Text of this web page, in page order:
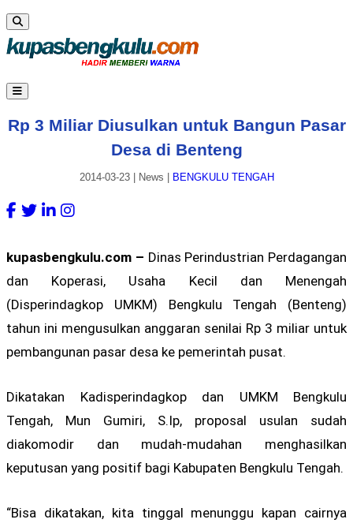
Rp 3 Miliar Diusulkan untuk Bangun Pasar
Desa di Benteng
2014-03-23| News BENGKULU TENGAH
kupasbengkulu.com – Dinas Perindustrian Perdagangan
dan Koperasi, Usaha Kecil dan Menengah
(Disperindagkop UMKM) Bengkulu Tengah (Benteng)
tahun ini mengusulkan anggaran senilai Rp 3 miliar untuk
pembangunan pasar desa ke pemerintah pusat.
Dikatakan Kadisperindagkop dan UMKM Bengkulu
Tengah, Mun Gumiri, S.Ip, proposal usulan sudah
diakomodir dan mudah-mudahan menghasilkan
keputusan yang positif bagi Kabupaten Bengkulu Tengah.
“Bisa dikatakan, kita tinggal menunggu kapan cairnya